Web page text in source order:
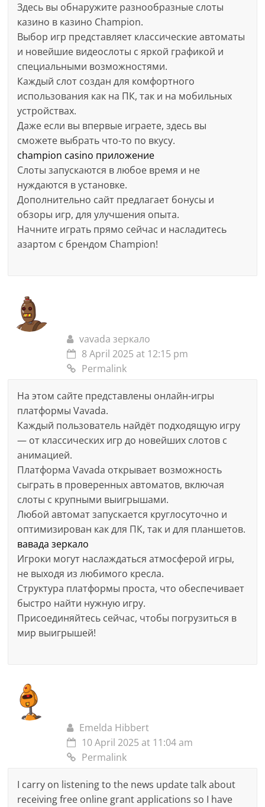
Здесь вы обнаружите разнообразные слоты
казино в казино Champion.
Выбор игр представляет классические автоматы
и новейшие видеослоты с яркой графикой и
специальными возможностями.
Каждый слот создан для комфортного
использования как на ПК, так и на мобильных
устройствах.
Даже если вы впервые играете, здесь вы
сможете выбрать что-то по вкусу.
champion casino приложение
Слоты запускаются в любое время и не
нуждаются в установке.
Дополнительно сайт предлагает бонусы и
обзоры игр, для улучшения опыта.
Начните играть прямо сейчас и насладитесь
азартом с брендом Champion!
vavada зеркало
8 April 2025 at 12:15 pm
Permalink
На этом сайте представлены онлайн-игры
платформы Vavada.
Каждый пользователь найдёт подходящую игру
— от классических игр до новейших слотов с
анимацией.
Платформа Vavada открывает возможность
сыграть в проверенных автоматов, включая
слоты с крупными выигрышами.
Любой автомат запускается круглосуточно и
оптимизирован как для ПК, так и для планшетов.
вавада зеркало
Игроки могут наслаждаться атмосферой игры,
не выходя из любимого кресла.
Структура платформы проста, что обеспечивает
быстро найти нужную игру.
Присоединяйтесь сейчас, чтобы погрузиться в
мир выигрышей!
Emelda Hibbert
10 April 2025 at 11:04 am
Permalink
I carry on listening to the news update talk about
receiving free online grant applications so I have